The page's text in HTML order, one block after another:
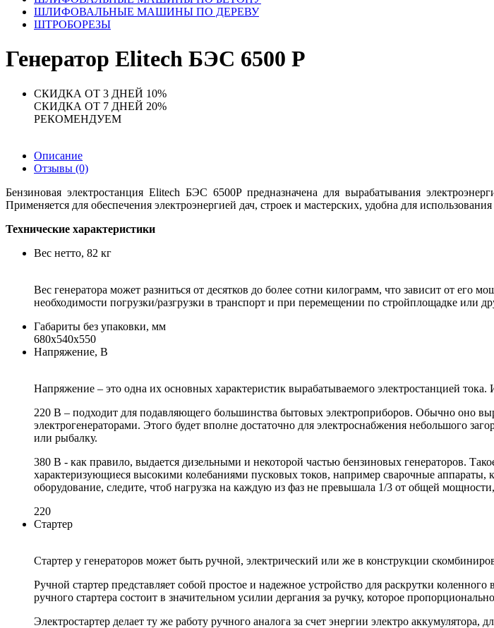
ШЛИФОВАЛЬНЫЕ МАШИНЫ ПО ДЕРЕВУ
ШТРОБОРЕЗЫ
Генератор Elitech БЭС 6500 Р
СКИДКА ОТ 3 ДНЕЙ 10%
СКИДКА ОТ 7 ДНЕЙ 20%
РЕКОМЕНДУЕМ
Описание
Отзывы (0)
Бензиновая электростанция Elitech БЭС 6500Р предназначена для вырабатывания
Применяется для обеспечения электроэнергией дач, строек и мастерских, удобна для
Технические характеристики
Вес нетто, 82 кг
Вес генератора может разниться от десятков до более сотни килограмм, что зависит от его
необходимости погрузки/разгрузки в транспорт и при перемещении по стройплощадке или
Габариты без упаковки, мм
680x540x550
Напряжение, В
Напряжение – это одна их основных характеристик вырабатываемого электростанцией тока.
220 В – подходит для подавляющего большинства бытовых электроприборов. Обычно оно
электрогенераторами. Этого будет вполне достаточно для электроснабжения небольшого
или рыбалку.
380 В - как правило, выдается дизельными и некоторой частью бензиновых генераторов.
характеризующиеся высокими колебаниями пусковых токов, например сварочные
оборудование, следите, чтоб нагрузка на каждую из фаз не превышала 1/3 от общей
220
Стартер
Стартер у генераторов может быть ручной, электрический или же в конструкции
Ручной стартер представляет собой простое и надежное устройство для раскрутки
ручного стартера состоит в значительном усилии дергания за ручку, которое
Электростартер делает ту же работу ручного аналога за счет энергии электро